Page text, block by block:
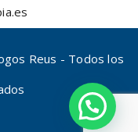
Reus - Todos los